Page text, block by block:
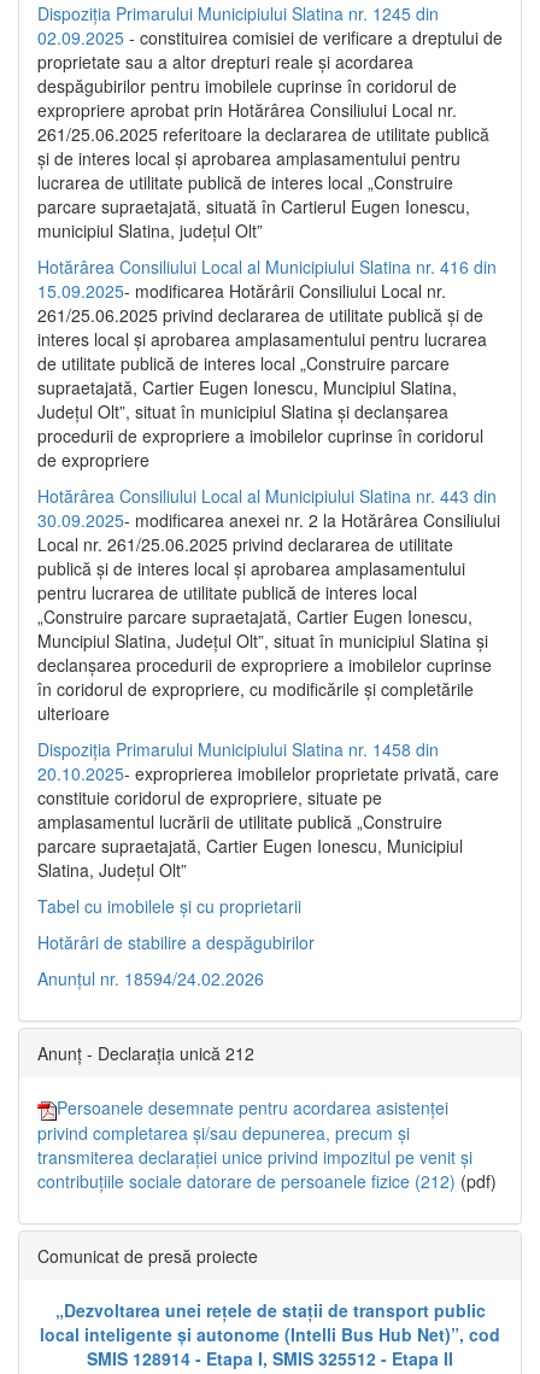
Dispoziția Primarului Municipiului Slatina nr. 1245 din
02.09.2025 - constituirea comisiei de verificare a dreptului de
proprietate sau a altor drepturi reale și acordarea
despăgubirilor pentru imobilele cuprinse în coridorul de
expropriere aprobat prin Hotărârea Consiliului Local nr.
261/25.06.2025 referitoare la declararea de utilitate publică
și de interes local și aprobarea amplasamentului pentru
lucrarea de utilitate publică de interes local „Construire
parcare supraetajată, situată în Cartierul Eugen Ionescu,
municipiul Slatina, județul Olt”
Hotărârea Consiliului Local al Municipiului Slatina nr. 416 din
15.09.2025- modificarea Hotărârii Consiliului Local nr.
261/25.06.2025 privind declararea de utilitate publică și de
interes local și aprobarea amplasamentului pentru lucrarea
de utilitate publică de interes local „Construire parcare
supraetajată, Cartier Eugen Ionescu, Muncipiul Slatina,
Județul Olt”, situat în municipiul Slatina și declanșarea
procedurii de expropriere a imobilelor cuprinse în coridorul
de expropriere
Hotărârea Consiliului Local al Municipiului Slatina nr. 443 din
30.09.2025- modificarea anexei nr. 2 la Hotărârea Consiliului
Local nr. 261/25.06.2025 privind declararea de utilitate
publică şi de interes local şi aprobarea amplasamentului
pentru lucrarea de utilitate publică de interes local
„Construire parcare supraetajată, Cartier Eugen Ionescu,
Muncipiul Slatina, Judeţul Olt”, situat în municipiul Slatina şi
declanşarea procedurii de expropriere a imobilelor cuprinse
în coridorul de expropriere, cu modificările şi completările
ulterioare
Dispoziția Primarului Municipiului Slatina nr. 1458 din
20.10.2025- exproprierea imobilelor proprietate privată, care
constituie coridorul de expropriere, situate pe
amplasamentul lucrării de utilitate publică „Construire
parcare supraetajată, Cartier Eugen Ionescu, Municipiul
Slatina, Județul Olt”
Tabel cu imobilele și cu proprietarii
Hotărâri de stabilire a despăgubirilor
Anunțul nr. 18594/24.02.2026
Anunț - Declarația unică 212
Persoanele desemnate pentru acordarea asistenței
privind completarea și/sau depunerea, precum și
transmiterea declarației unice privind impozitul pe venit și
contribuțiile sociale datorare de persoanele fizice (212) (pdf)
Comunicat de presă proiecte
„Dezvoltarea unei rețele de stații de transport public
local inteligente și autonome (Intelli Bus Hub Net)”, cod
SMIS 128914 - Etapa I, SMIS 325512 - Etapa II